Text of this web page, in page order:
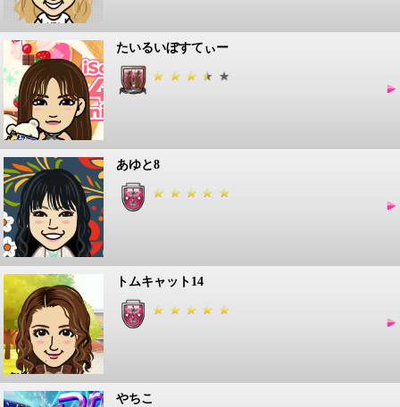
たいるいぼすてぃー
あゆと8
トムキャット14
やちこ